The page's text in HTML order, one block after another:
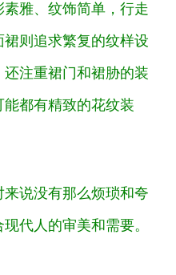
雅、纹饰简单，行走
则追求繁复的纹样设
注重裙门和裙胁的装
都有精致的花纹装
说没有那么烦琐和夸
代人的审美和需要。